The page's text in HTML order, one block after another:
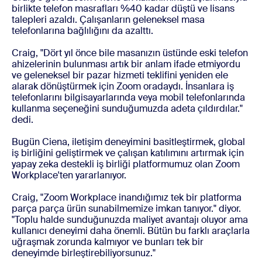
birlikte telefon masrafları %40 kadar düştü ve lisans
talepleri azaldı. Çalışanların geleneksel masa
telefonlarına bağlılığını da azalttı.
Craig, "Dört yıl önce bile masanızın üstünde eski telefon
ahizelerinin bulunması artık bir anlam ifade etmiyordu
ve geleneksel bir pazar hizmeti teklifini yeniden ele
alarak dönüştürmek için Zoom oradaydı. İnsanlara iş
telefonlarını bilgisayarlarında veya mobil telefonlarında
kullanma seçeneğini sunduğumuzda adeta çıldırdılar."
dedi.
Bugün Ciena, iletişim deneyimini basitleştirmek, global
iş birliğini geliştirmek ve çalışan katılımını artırmak için
yapay zeka destekli iş birliği platformumuz olan Zoom
Workplace'ten yararlanıyor.
Craig, "Zoom Workplace inandığımız tek bir platforma
parça parça ürün sunabilmemize imkan tanıyor." diyor.
"Toplu halde sunduğunuzda maliyet avantajı oluyor ama
kullanıcı deneyimi daha önemli. Bütün bu farklı araçlarla
uğraşmak zorunda kalmıyor ve bunları tek bir
deneyimde birleştirebiliyorsunuz."